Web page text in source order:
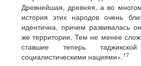
Древнейшая, древняя, а во
история этих народов очень
идентична, причем развивалась
же территории. Тем не менее
ставшие теперь
социалистическими нациями».17